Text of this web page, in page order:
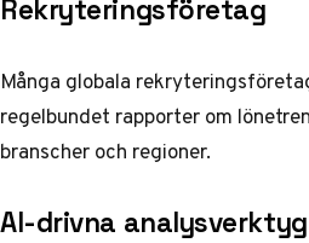
Rekryteringsföretag
Många globala
regelbundet rapporter om
branscher och regioner.
AI-drivna analysverktyg